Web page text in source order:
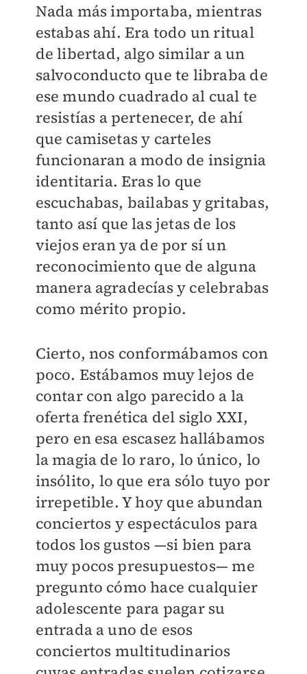
Nada más importaba, mientras
estabas ahí. Era todo un ritual
de libertad, algo similar a un
salvoconducto que te libraba de
ese mundo cuadrado al cual te
resistías a pertenecer, de ahí
que camisetas y carteles
funcionaran a modo de insignia
identitaria. Eras lo que
escuchabas, bailabas y gritabas,
tanto así que las jetas de los
viejos eran ya de por sí un
reconocimiento que de alguna
manera agradecías y celebrabas
como mérito propio.
Cierto, nos conformábamos con
poco. Estábamos muy lejos de
contar con algo parecido a la
oferta frenética del siglo XXI,
pero en esa escasez hallábamos
la magia de lo raro, lo único, lo
insólito, lo que era sólo tuyo por
irrepetible. Y hoy que abundan
conciertos y espectáculos para
todos los gustos —si bien para
muy pocos presupuestos— me
pregunto cómo hace cualquier
adolescente para pagar su
entrada a uno de esos
conciertos multitudinarios